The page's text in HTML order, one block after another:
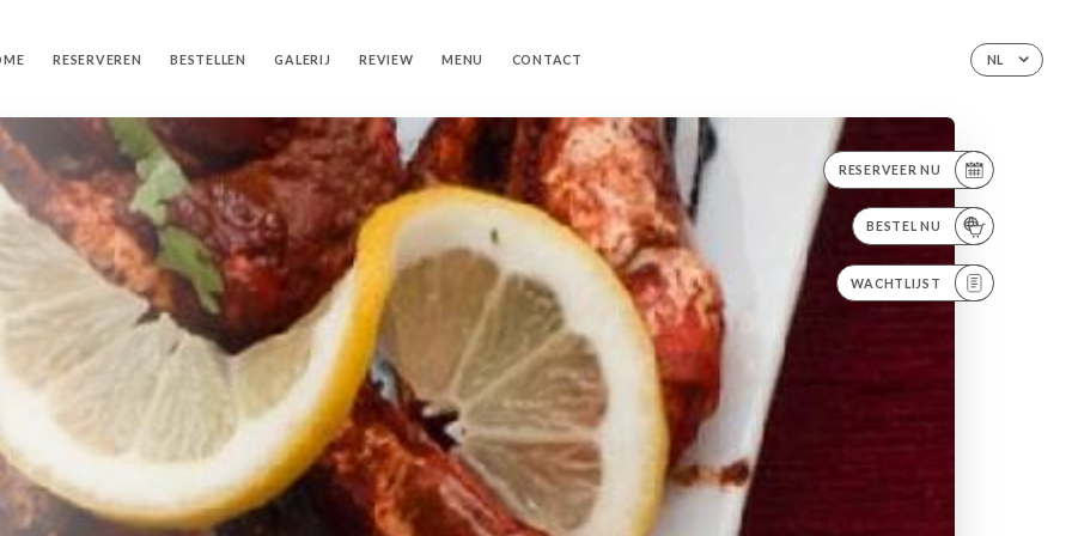
NL
RESERVEREN BESTELLEN GALERIJ REVIEW MENU CONTACT
RESERVEER NU
BESTEL NU
WACHTLIJST